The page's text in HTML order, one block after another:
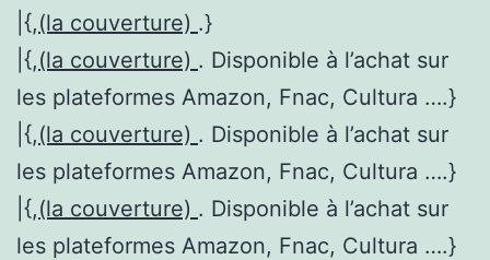
|{,(la couverture) .}
|{,(la couverture) . Disponible à l’achat sur
les plateformes Amazon, Fnac, Cultura ….}
|{,(la couverture) . Disponible à l’achat sur
les plateformes Amazon, Fnac, Cultura ….}
|{,(la couverture) . Disponible à l’achat sur
les plateformes Amazon, Fnac, Cultura ….}